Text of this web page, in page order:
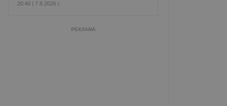
20:40 | 7.8.2026 г.
РЕКЛАМА